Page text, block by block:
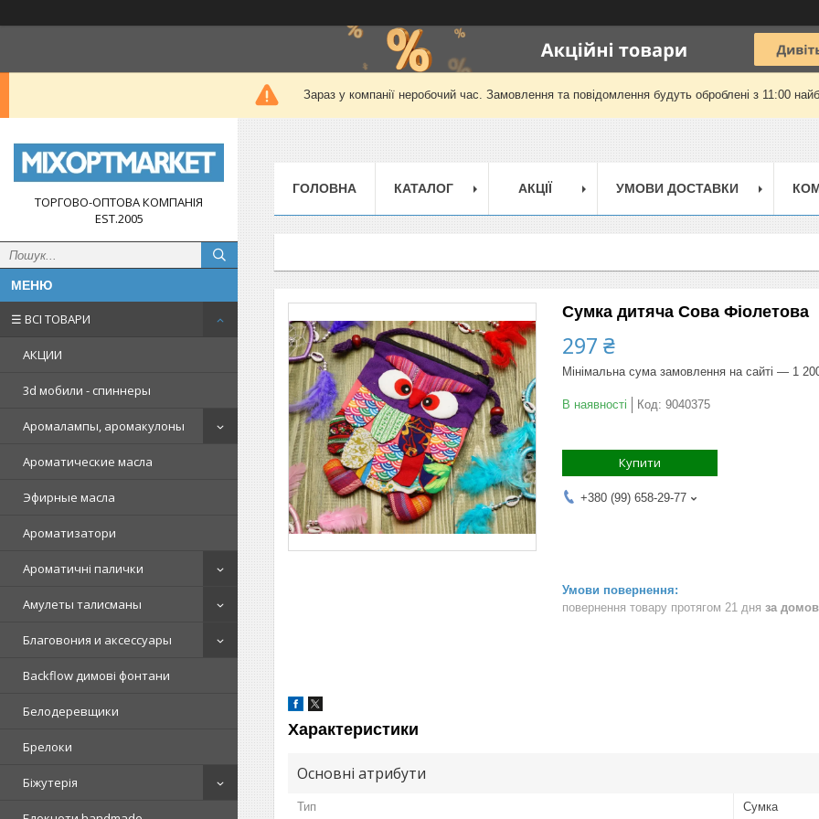
Зараз у компанії неробочий час. Замовлення та повідомлення будуть оброблені з 11:00
ТОРГОВО-ОПТОВА КОМПАНІЯ
EST.2005
☰ ВСІ ТОВАРИ
АКЦИИ
3d мобили - спиннеры
Аромалампы, аромакулоны
Ароматические масла
Эфирные масла
Ароматизатори
Ароматичні палички
Амулеты талисманы
Благовония и аксессуары
Backflow димові фонтани
Белодеревщики
Брелоки
Біжутерія
ГОЛОВНА КАТАЛОГ АКЦІЇ УМОВИ ДОСТАВКИ
Сумка дитяча Сова Фіолетова
297 ₴
Мінімальна сума замовлення на сайті — 1
В наявності Код: 9040375
Купити
+380 (99) 658-29-77
повернення товару протягом 21 дня за
Характеристики
Основні атрибути
Тип Сумка